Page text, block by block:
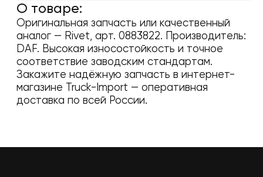
О товаре:
Оригинальная запчасть или качественный
аналог — Rivet, арт. 0883822. Производитель:
DAF. Высокая износостойкость и точное
соответствие заводским стандартам.
Закажите надёжную запчасть в интернет-
магазине Truck-Import — оперативная
доставка по всей России.